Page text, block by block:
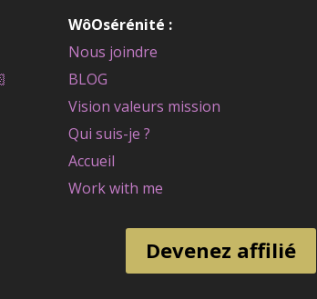
WôOsérénité :
Nous joindre
BLOG
Vision valeurs mission
Qui suis-je ?
Accueil
Work with me
Devenez affilié